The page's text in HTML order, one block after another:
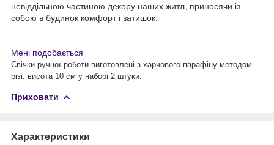
невіддільною частиною декору наших житл, приносячи із
собою в будинок комфорт і затишок.
Мені подобається
Свічки ручної роботи виготовлені з харчового парафіну методом
різі. висота 10 см у наборі 2 штуки.
Приховати
Характеристики